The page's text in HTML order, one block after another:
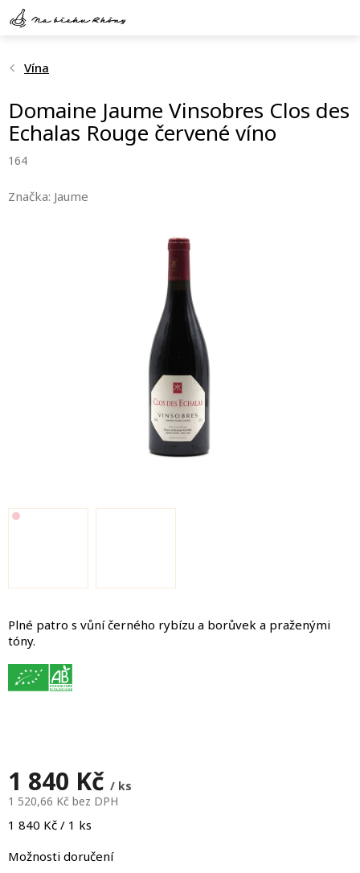
Přejít
na
Vína
Domaine Jaume Vinsobres Clos des
Echalas Rouge červené víno
164
Značka: Jaume
1 840 Kč / ks
1 520,66 Kč bez DPH
Měrná
1 840 Kč / 1 ks
Možnosti doručení
Plné patro s vůní černého rybízu a borůvek a praženými
tóny.